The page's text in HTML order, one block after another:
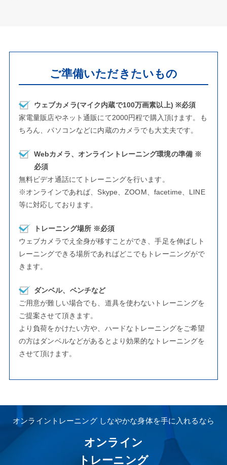
ご準備いただきたいもの
ウェブカメラ(マイク内蔵で100万画素以上) ※必須
家電量販店やネット通販にて2000円程で購入頂けます。も
ちろん、パソコンなどに内蔵のカメラでも大丈夫です。
Webカメラ、オンライントレーニング環境の準備 ※
必須
無料ビデオ通話にてトレーニングを行います。
※オンラインであれば、Skype、ZOOM、facetime、LINE
等に対応しております。
トレーニング場所 ※必須
ウェブカメラでえ全身が移すことができ、手足を伸ばしト
レーニングできる場所であればどこでもトレーニングがで
きます。
ダンベル、ベンチなど
ご用意が難しい場合でも、道具を使わないトレーニングを
ご提案させて頂きます。
より負荷をかけたい方や、ハードなトレーニングをご希望
の方はダンベルなどがあるとより効果的なトレーニングを
させて頂けます。
オンライントレーニング しなやかな身体を手に入れるなら
オンライン
トレーニング